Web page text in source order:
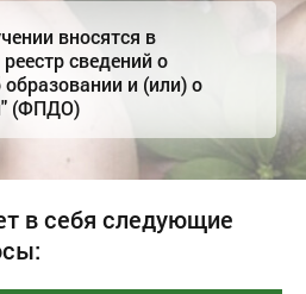
вносятся в
сведений о
и (или) о
(ФПДО)
в себя следующие